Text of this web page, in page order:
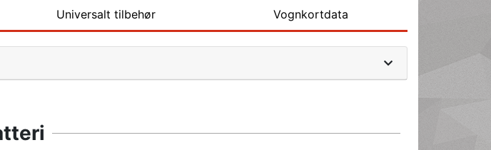
Universalt tilbehør Vognkortdata